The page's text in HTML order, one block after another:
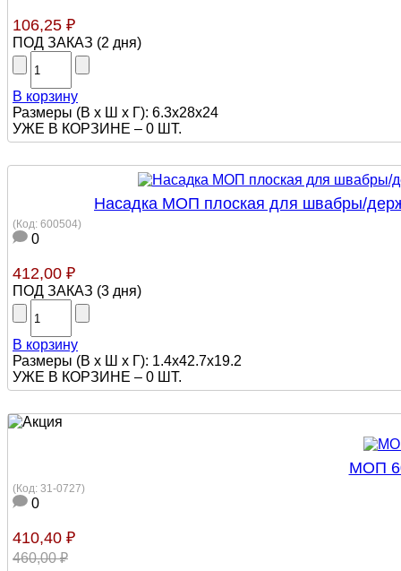
106,25 ₽
ПОД ЗАКАЗ (2 дня)
В корзину
Размеры (В х Ш х Г): 6.3x28x24
УЖЕ В КОРЗИНЕ – 0 ШТ.
Насадка МОП плоская для швабры/
(Код: 600504)
0
412,00 ₽
ПОД ЗАКАЗ (3 дня)
В корзину
Размеры (В х Ш х Г): 1.4x42.7x19.2
УЖЕ В КОРЗИНЕ – 0 ШТ.
МОП
(Код: 31-0727)
0
410,40 ₽
460,00 ₽